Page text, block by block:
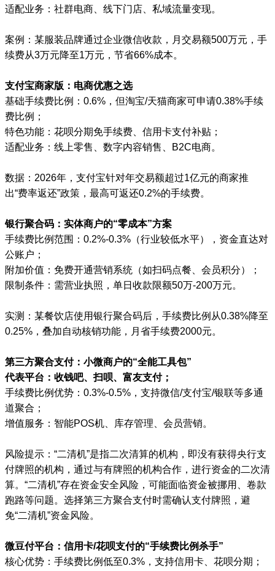
适配业务：社群电商、线下门店、私域流量变现。
案例：某服装品牌通过企业微信收款，月交易额500万元，手
续费从3万元降至1万元，节省66%成本。
支付宝商家版：电商优惠之选
基础手续费比例：0.6%，但淘宝/天猫商家可申请0.38%手续
费比例；
特色功能：花呗分期免手续费、信用卡支付补贴；
适配业务：线上零售、数字内容销售、B2C电商。
数据：2026年，支付宝针对年交易额超过1亿元的商家推
出“费率返还”政策，最高可返还0.2%的手续费。
银行聚合码：实体商户的“零成本”方案
手续费比例范围：0.2%-0.3%（行业较低水平），资金直达对
公账户；
附加价值：免费开通营销系统（如扫码点餐、会员积分）；
限制条件：需营业执照，单日收款限额50万-200万元。
实测：某餐饮店使用银行聚合码后，手续费比例从0.38%降至
0.25%，叠加自动核销功能，月省手续费2000元。
第三方聚合支付：小微商户的“全能工具包”
代表平台：收钱吧、扫呗、富友支付；
手续费比例优势：0.3%-0.5%，支持微信/支付宝/银联等多通
道聚合；
增值服务：智能POS机、库存管理、会员营销。
风险提示：“二清机”是指二次清算的机构，即没有获得央行支
付牌照的机构，通过与有牌照的机构合作，进行资金的二次清
算。“二清机”存在资金安全风险，可能面临资金被挪用、卷款
跑路等问题。选择第三方聚合支付时需确认支付牌照，避
免“二清机”资金风险。
微豆付平台：信用卡/花呗支付的“手续费比例杀手”
核心优势：手续费比例低至0.3%，支持信用卡、花呗分期；